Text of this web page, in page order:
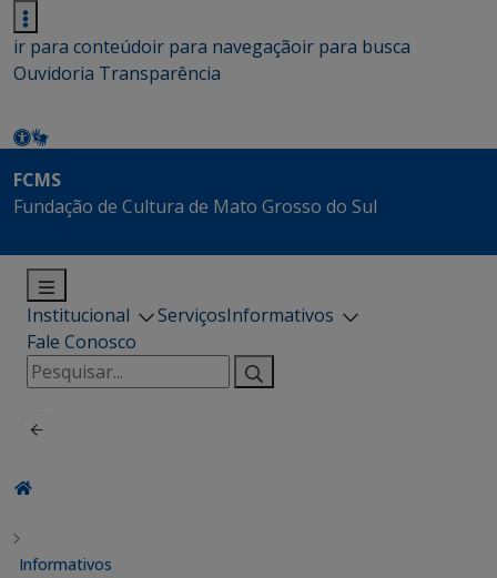
ir para conteúdoir para navegaçãoir para busca
Ouvidoria Transparência
FCMS
Fundação de Cultura de Mato Grosso do Sul
Institucional ServiçosInformativos
Fale Conosco
Pesquisar
por:
Informativos